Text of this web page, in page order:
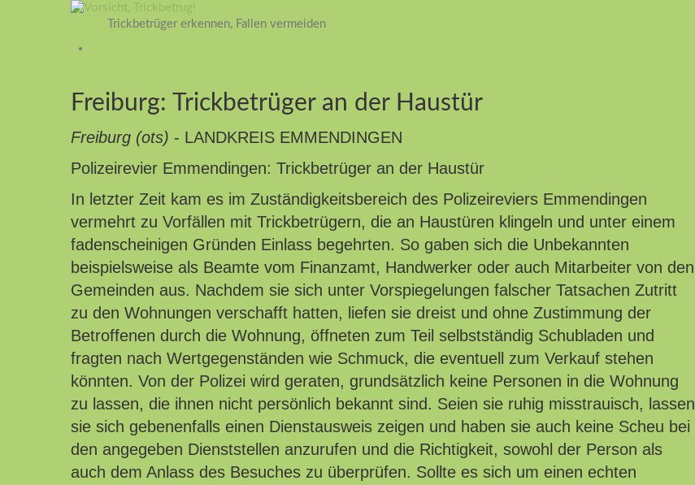
Trickbetrüger erkennen, Fallen vermeiden
Freiburg: Trickbetrüger an der Haustür
Freiburg (ots) - LANDKREIS EMMENDINGEN
Polizeirevier Emmendingen: Trickbetrüger an der Haustür
In letzter Zeit kam es im Zuständigkeitsbereich des Polizeireviers Emmendingen
vermehrt zu Vorfällen mit Trickbetrügern, die an Haustüren klingeln und unter einem
fadenscheinigen Gründen Einlass begehrten. So gaben sich die Unbekannten
beispielsweise als Beamte vom Finanzamt, Handwerker oder auch Mitarbeiter von den
Gemeinden aus. Nachdem sie sich unter Vorspiegelungen falscher Tatsachen Zutritt
zu den Wohnungen verschafft hatten, liefen sie dreist und ohne Zustimmung der
Betroffenen durch die Wohnung, öffneten zum Teil selbstständig Schubladen und
fragten nach Wertgegenständen wie Schmuck, die eventuell zum Verkauf stehen
könnten. Von der Polizei wird geraten, grundsätzlich keine Personen in die Wohnung
zu lassen, die ihnen nicht persönlich bekannt sind. Seien sie ruhig misstrauisch, lassen
sie sich gebenenfalls einen Dienstausweis zeigen und haben sie auch keine Scheu bei
den angegeben Dienststellen anzurufen und die Richtigkeit, sowohl der Person als
auch dem Anlass des Besuches zu überprüfen. Sollte es sich um einen echten